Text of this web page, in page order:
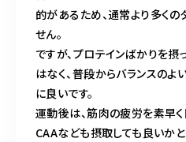
的があるため、通常より多く
せん。
ですが、プロテインばかりを
はなく、普段からバランスの
に良いです。
運動後は、筋肉の疲労を素早
CAAなども摂取しても良いかと